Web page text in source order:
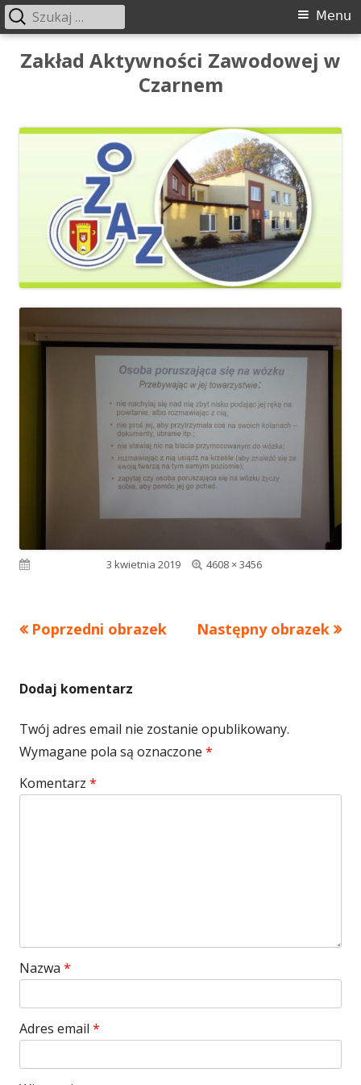
Przeskocz
Zakład Aktywności Zawodowej w
Czarnem
Menu
główne
Menu
Szukaj:
Opublikowano3 kwietnia 2019
Pełny
4608 × 3456
Poprzedni obrazek Następny obrazek
Dodaj komentarz
Twój adres email nie zostanie opublikowany.
Wymagane pola są oznaczone *
Komentarz *
Nazwa *
Adres email *